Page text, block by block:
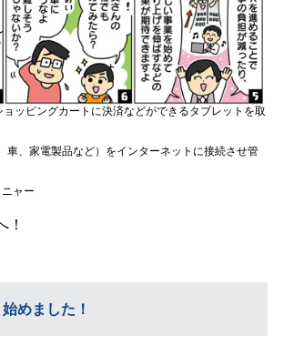
ッピングカートに決済などができるタブレットを取
車、家電製品など）をインターネットに接続させ管
ャー
！
めました！